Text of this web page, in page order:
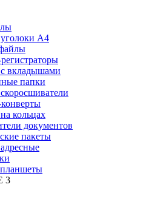
А4
вкладышами
папки
кольцах
документов
пакеты
3